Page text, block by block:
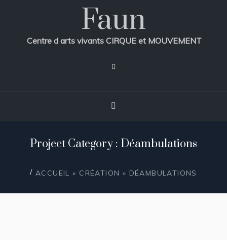
Faun
Centre d arts vivants CIRQUE et MOUVEMENT
Project Category : Déambulations
/ ACCUEIL » CRÉATION » DÉAMBULATIONS